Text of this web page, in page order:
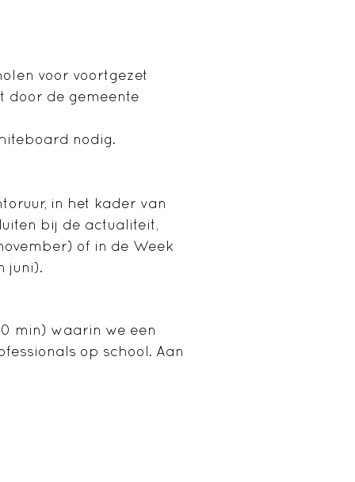
voor voortgezet
door de gemeente
nodig.
in het kader van
bij de actualiteit,
of in de Week
juni).
min) waarin we een
op school. Aan